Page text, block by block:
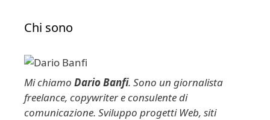
v
Chi sono
Mi chiamo Dario Banfi. Sono un giornalista
freelance, copywriter e consulente di
comunicazione. Sviluppo progetti Web, siti